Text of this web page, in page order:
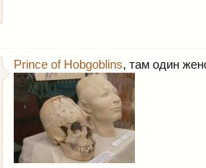
Prince of Hobgoblins, там один